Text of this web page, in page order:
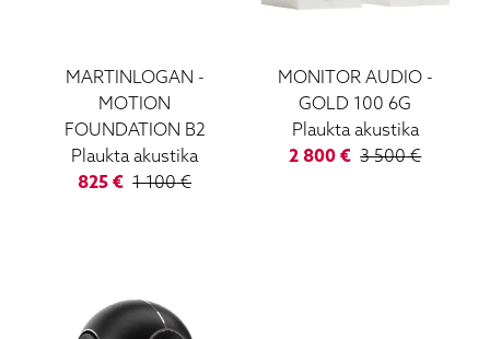
MARTINLOGAN -
MOTION
FOUNDATION B2
Plaukta akustika
825 € 1 100€
MONITOR AUDIO-
GOLD 100 6G
Plaukta akustika
2 800 € 3 500€